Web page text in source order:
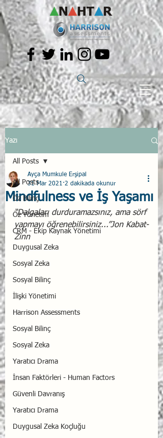
Yazı
All Posts
Öz Bilinç
Öz Yönetim
CRM - Ekip Kaynak Yönetimi
Duygusal Zeka
Sosyal Zeka
Sosyal Bilinç
İlişki Yönetimi
Harrison Assessments
Sosyal Bilinç
Sosyal Zeka
Yaratıcı Drama
İnsan Faktörleri - Human Factors
Güvenli Davranış
Yaratıcı Drama
Duygusal Zeka Koçluğu
All Posts
Mindfulness ve İş Yaşamı
Ayça Mumkule Erşipal
31 Mar 2021 2 dakikada okunur
“Dalgaları durduramazsınız, ama sörf
yapmayı öğrenebilirsiniz...”Jon Kabat-
Zinn